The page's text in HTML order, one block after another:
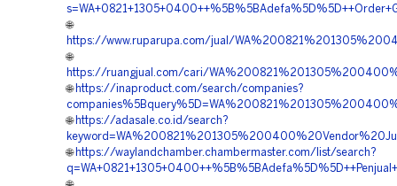
🌐
https://www.ruparupa.com/jual/
🌐
https://ruangjual.com/cari/
🌐 https://inaproduct.com/search/companies?
🌐 https://adasale.co.id/search?
🌐 https://waylandchamber.chambermaster.com/list/search?